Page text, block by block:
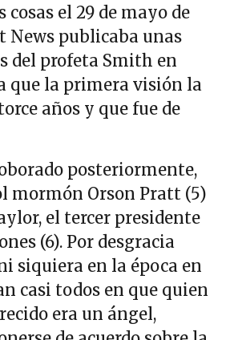
el 29 de mayo de
News publicaba unas
del profeta Smith en
que la primera visión la
años y que fue de
posteriormente,
mormón Orson Pratt (5)
el tercer presidente
(6). Por desgracia
siquiera en la época en
casi todos en que quien
era un ángel,